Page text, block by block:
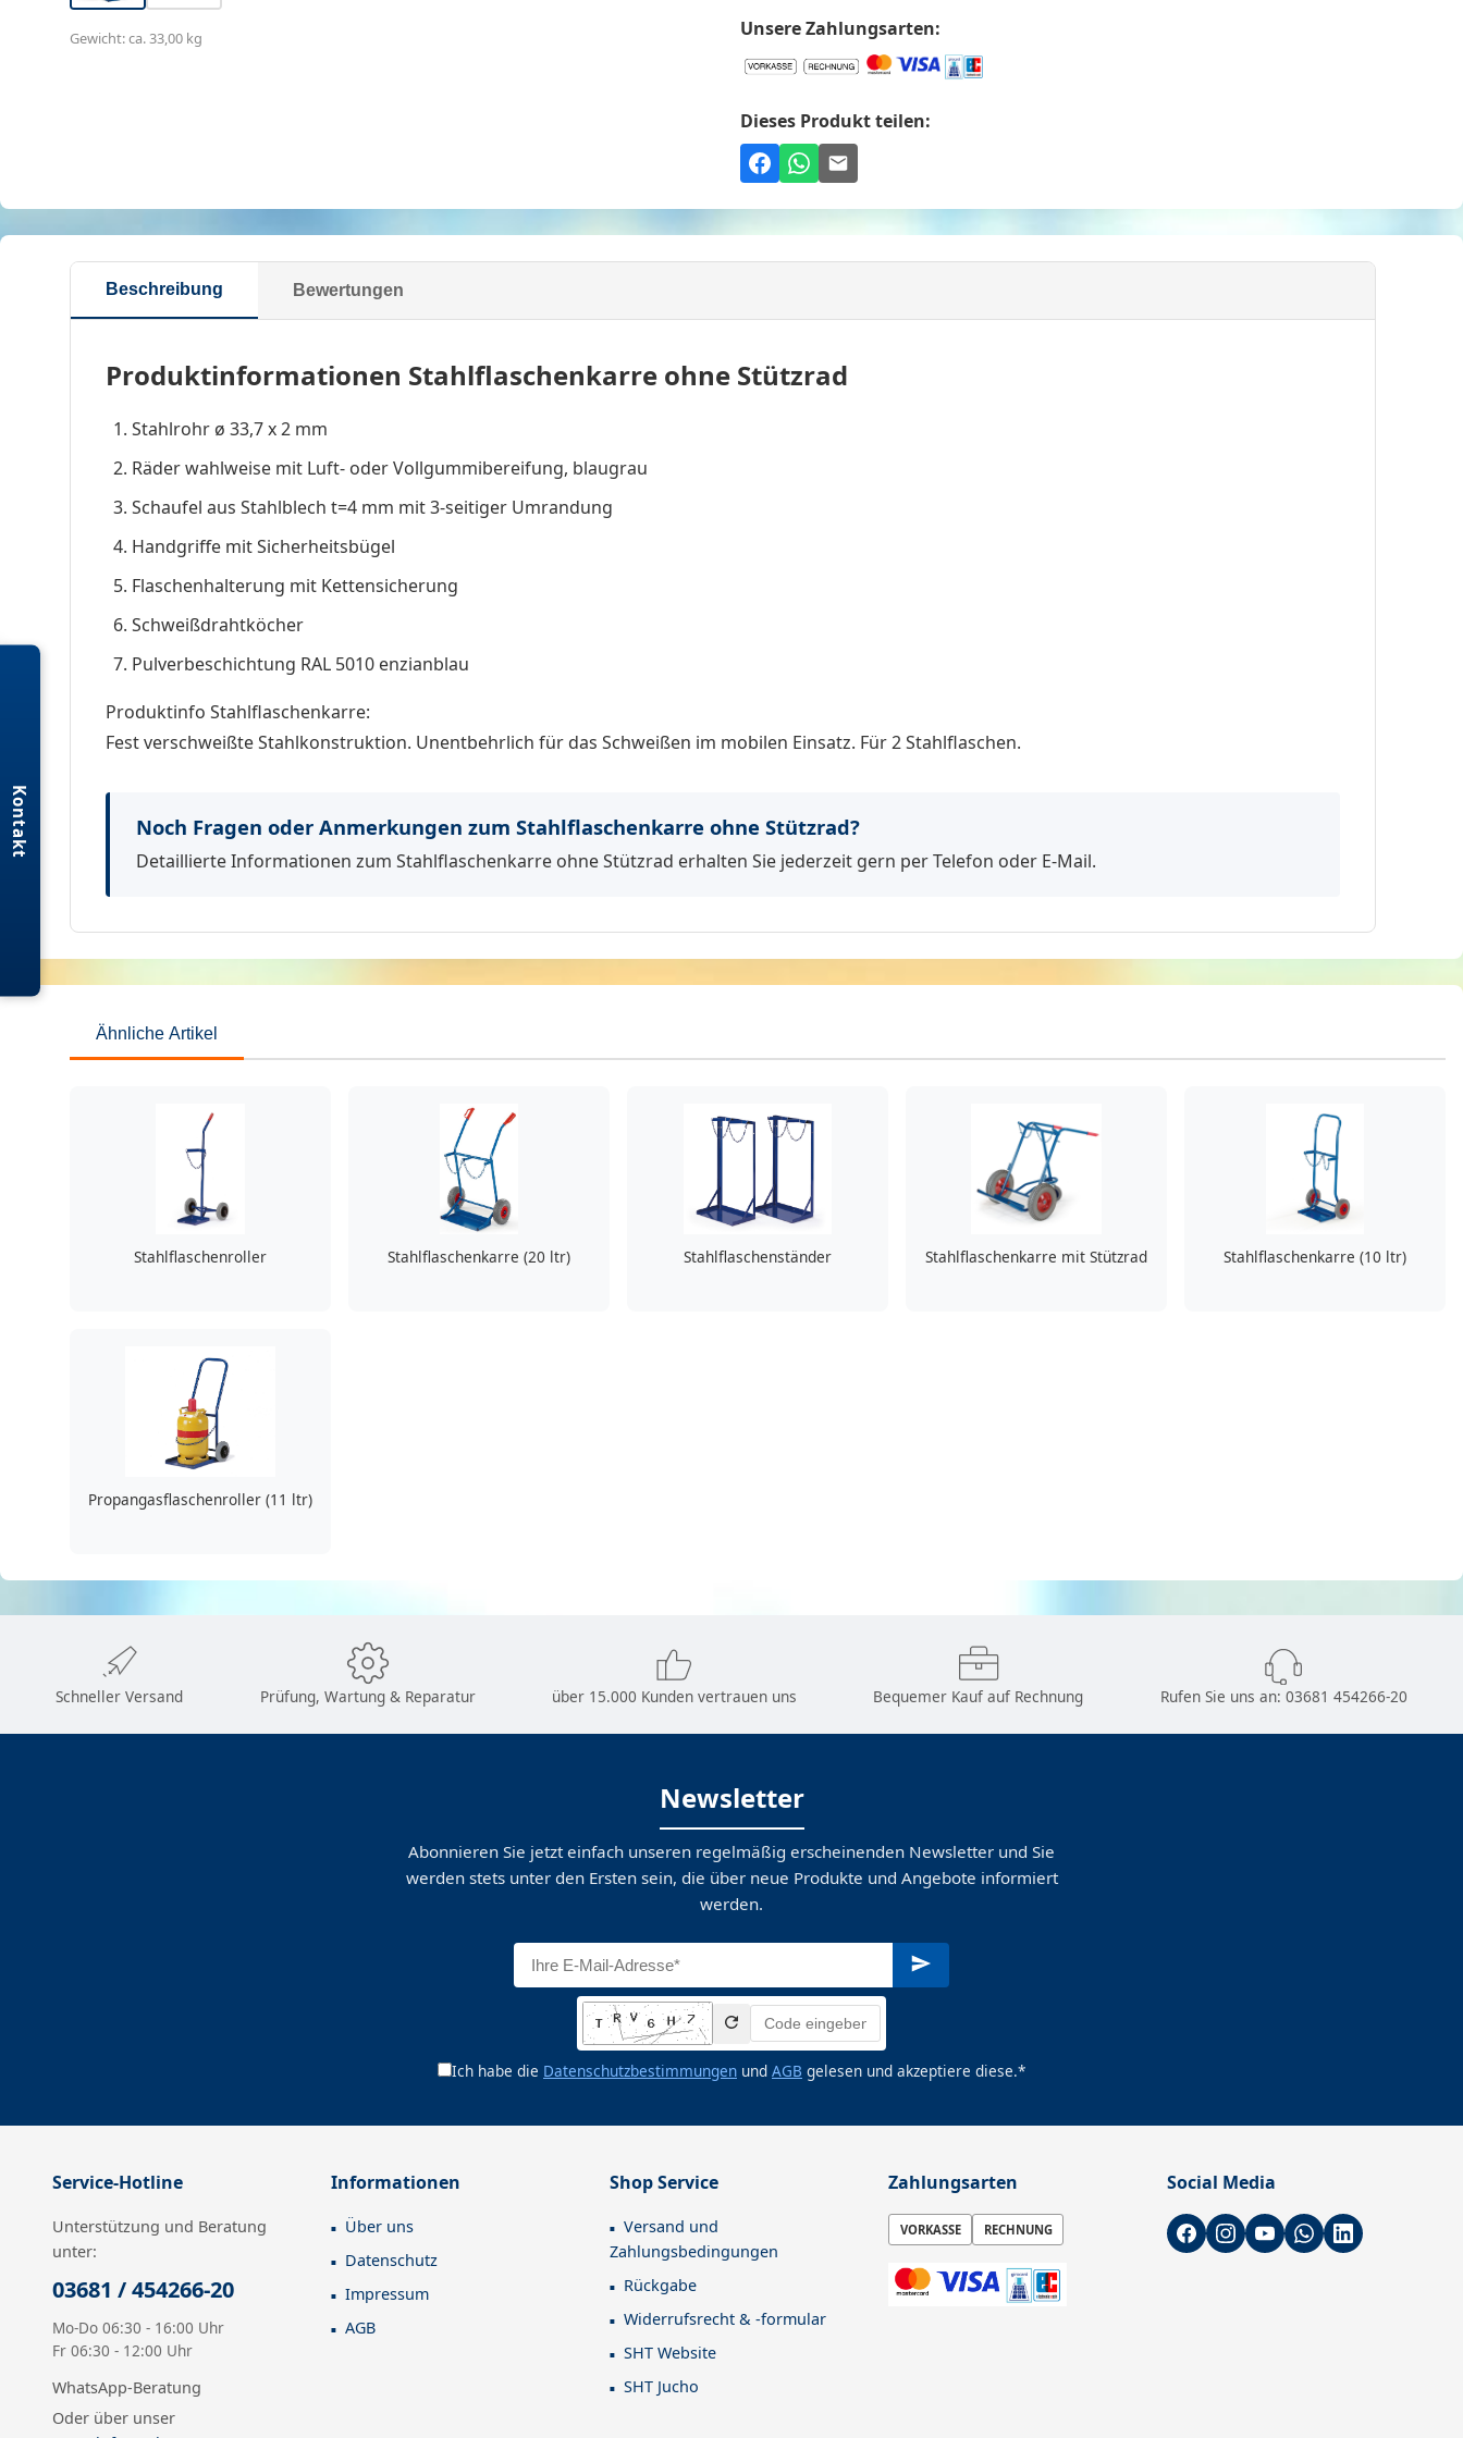
Kontakt
Gewicht: ca. 33,00 kg Unsere Zahlungsarten:
Dieses Produkt teilen:
Beschreibung Bewertungen
Produktinformationen Stahlflaschenkarre ohne Stützrad
Stahlrohr ø 33,7 x 2 mm
Räder wahlweise mit Luft- oder Vollgummibereifung, blaugrau
Schaufel aus Stahlblech t=4 mm mit 3-seitiger Umrandung
Handgriffe mit Sicherheitsbügel
Flaschenhalterung mit Kettensicherung
Schweißdrahtköcher
Pulverbeschichtung RAL 5010 enzianblau
Produktinfo Stahlflaschenkarre:
Fest verschweißte Stahlkonstruktion. Unentbehrlich für das Schweißen im mobilen Einsatz. Für 2 Stahlflaschen.
Noch Fragen oder Anmerkungen zum Stahlflaschenkarre ohne Stützrad?
Detaillierte Informationen zum Stahlflaschenkarre ohne Stützrad erhalten Sie jederzeit gern per Telefon oder E-Mail.
Ähnliche Artikel
Stahlflaschenroller Stahlflaschenkarre (20 ltr) Stahlflaschenständer Stahlflaschenkarre mit Stützrad Stahlflaschenkarre (10 ltr)
Propangasflaschenroller (11 ltr)
Schneller Versand Prüfung, Wartung & Reparatur über 15.000 Kunden vertrauen uns Bequemer Kauf auf Rechnung Rufen Sie uns an: 03681 454266-20
Newsletter
Abonnieren Sie jetzt einfach unseren regelmäßig erscheinenden Newsletter und Sie
werden stets unter den Ersten sein, die über neue Produkte und Angebote informiert
werden.
Ich habe die Datenschutzbestimmungen und AGB gelesen und akzeptiere diese.*
Service-Hotline
Unterstützung und Beratung
unter:
03681 / 454266-20
Mo-Do 06:30 - 16:00 Uhr
Fr 06:30 - 12:00 Uhr
WhatsApp-Beratung
Oder über unser
Informationen
Über uns
Datenschutz
Impressum
AGB
Shop Service
Versand und
Zahlungsbedingungen
Rückgabe
Widerrufsrecht & -formular
SHT Website
SHT Jucho
Zahlungsarten
VORKASSE RECHNUNG
Social Media